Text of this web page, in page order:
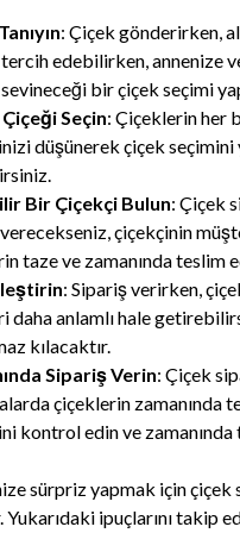
: Çiçek gönderirken,
edebilirken, annenize
sevineceği bir çiçek seçimi
Seçin: Çiçeklerin her
düşünerek çiçek seçimini
Bir Çiçekçi Bulun: Çiçek
çiçekçinin
taze ve zamanında teslim
: Sipariş verirken,
daha anlamlı hale
kılacaktır.
Sipariş Verin: Çiçek
çiçeklerin zamanında
kontrol edin ve
sürpriz yapmak için çiçek
Yukarıdaki ipuçlarını takip